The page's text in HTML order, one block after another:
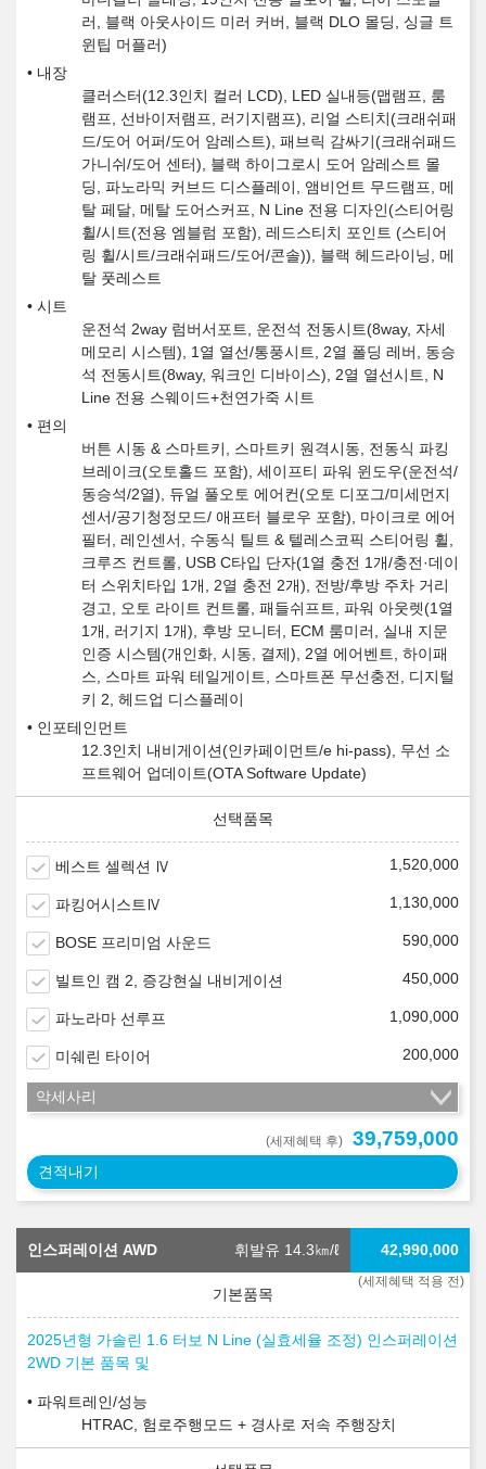
러, 블랙 아웃사이드 미러 커버, 블랙 DLO 몰딩, 싱글 트
윈팁 머플러)
내장
클러스터(12.3인치 컬러 LCD), LED 실내등(맵램프, 룸
램프, 선바이저램프, 러기지램프), 리얼 스티치(크래쉬패
드/도어 어퍼/도어 암레스트), 패브릭 감싸기(크래쉬패드
가니쉬/도어 센터), 블랙 하이그로시 도어 암레스트 몰
딩, 파노라믹 커브드 디스플레이, 앰비언트 무드램프, 메
탈 페달, 메탈 도어스커프, N Line 전용 디자인(스티어링
휠/시트(전용 엠블럼 포함), 레드스티치 포인트 (스티어
링 휠/시트/크래쉬패드/도어/콘솔)), 블랙 헤드라이닝, 메
탈 풋레스트
시트
운전석 2way 럼버서포트, 운전석 전동시트(8way, 자세
메모리 시스템), 1열 열선/통풍시트, 2열 폴딩 레버, 동승
석 전동시트(8way, 워크인 디바이스), 2열 열선시트, N
Line 전용 스웨이드+천연가죽 시트
편의
버튼 시동 & 스마트키, 스마트키 원격시동, 전동식 파킹
브레이크(오토홀드 포함), 세이프티 파워 윈도우(운전석/
동승석/2열), 듀얼 풀오토 에어컨(오토 디포그/미세먼지
센서/공기청정모드/ 애프터 블로우 포함), 마이크로 에어
필터, 레인센서, 수동식 틸트 & 텔레스코픽 스티어링 휠,
크루즈 컨트롤, USB C타입 단자(1열 충전 1개/충전·데이
터 스위치타입 1개, 2열 충전 2개), 전방/후방 주차 거리
경고, 오토 라이트 컨트롤, 패들쉬프트, 파워 아웃렛(1열
1개, 러기지 1개), 후방 모니터, ECM 룸미러, 실내 지문
인증 시스템(개인화, 시동, 결제), 2열 에어벤트, 하이패
스, 스마트 파워 테일게이트, 스마트폰 무선충전, 디지털
키 2, 헤드업 디스플레이
인포테인먼트
12.3인치 내비게이션(인카페이먼트/e hi-pass), 무선 소
프트웨어 업데이트(OTA Software Update)
베스트 셀렉션 Ⅳ 1,520,000
파킹어시스트Ⅳ 1,130,000
BOSE 프리미엄 사운드 590,000
빌트인 캠 2, 증강현실 내비게이션 450,000
파노라마 선루프 1,090,000
미쉐린 타이어 200,000
악세사리
(세제혜택 후) 39,759,000
견적내기
인스퍼레이션 AWD 휘발유 14.3㎞/ℓ
(세제혜택 적용 전)
42,990,000
2025년형 가솔린 1.6 터보 N Line (실효세율 조정) 인스퍼레이션
2WD 기본 품목 및
파워트레인/성능
HTRAC, 험로주행모드 + 경사로 저속 주행장치